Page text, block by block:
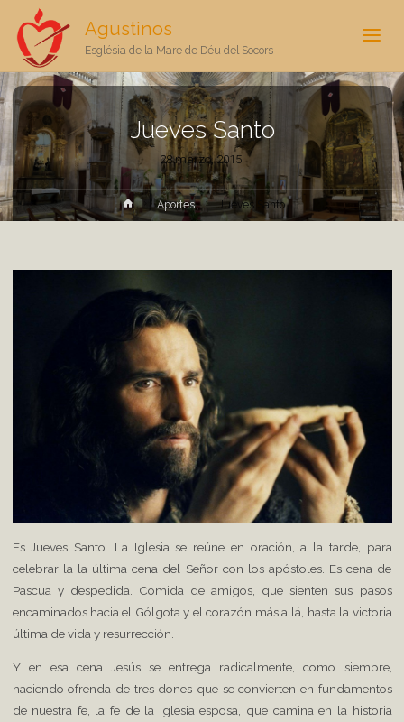
Agustinos
Església de la Mare de Déu del Socors
Jueves Santo
28 marzo, 2015
InicioAportes Jueves Santo
Es Jueves Santo. La Iglesia se reúne en oración, a la tarde, para
celebrar la la última cena del Señor con los apóstoles. Es cena de
Pascua y despedida. Comida de amigos, que sienten sus pasos
encaminados hacia el Gólgota y el corazón más allá, hasta la victoria
última de vida y resurrección.
Y en esa cena Jesús se entrega radicalmente, como siempre,
haciendo ofrenda de tres dones que se convierten en fundamentos
de nuestra fe, la fe de la Iglesia esposa, que camina en la historia